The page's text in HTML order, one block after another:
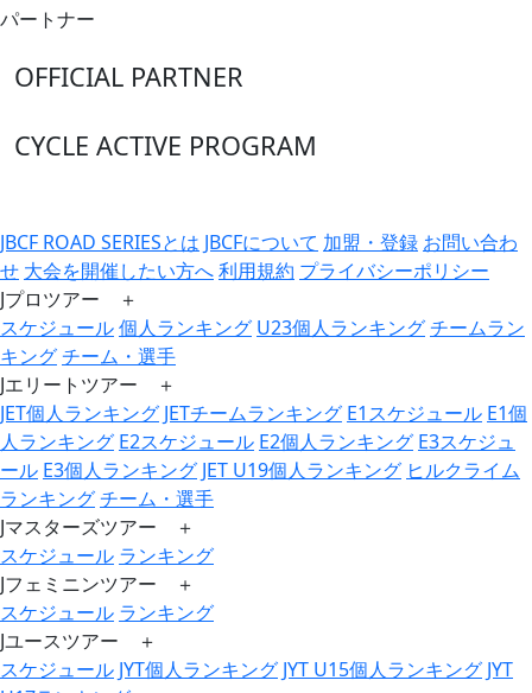
パートナー
OFFICIAL PARTNER
CYCLE ACTIVE PROGRAM
JBCF ROAD SERIESとは JBCFについて 加盟・登録 お問い合わ
せ 大会を開催したい方へ利用規約 プライバシーポリシー
Jプロツアー ＋
スケジュール個人ランキング U23個人ランキングチームラン
キングチーム・選手
Jエリートツアー ＋
JET個人ランキング JETチームランキング E1スケジュール E1個
人ランキング E2スケジュール E2個人ランキング E3スケジュ
ール E3個人ランキング JET U19個人ランキング ヒルクライム
ランキングチーム・選手
Jマスターズツアー ＋
スケジュール ランキング
Jフェミニンツアー ＋
スケジュール ランキング
Jユースツアー ＋
スケジュール JYT個人ランキング JYT U15個人ランキング JYT